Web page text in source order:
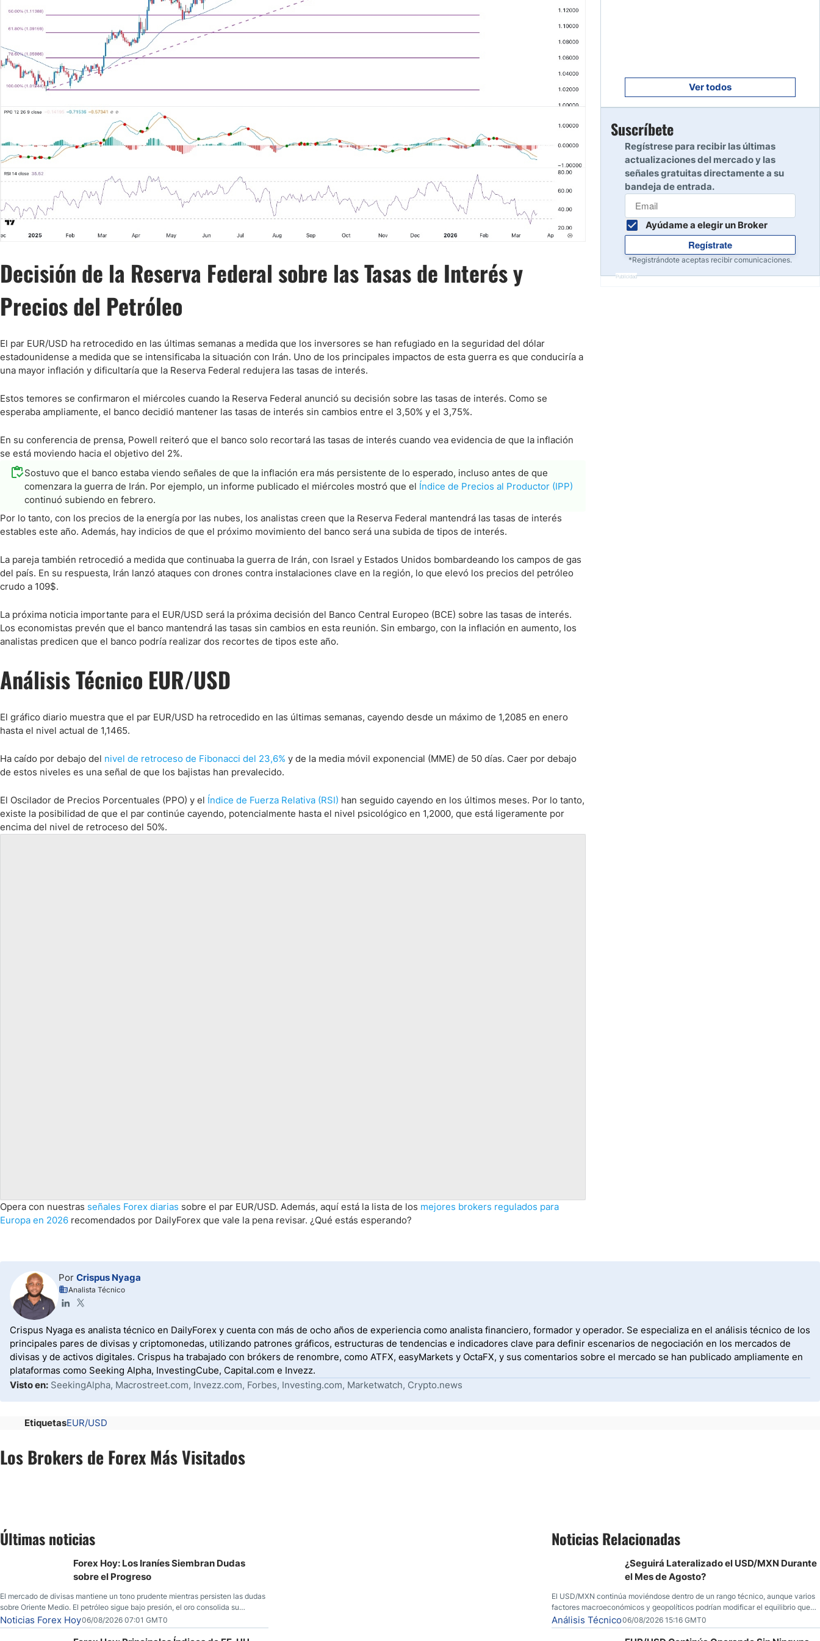
Decisión de la Reserva Federal sobre las Tasas de Interés y
Precios del Petróleo
El par EUR/USD ha retrocedido en las últimas semanas a medida que los inversores se han refugiado en la seguridad del dólar
estadounidense a medida que se intensificaba la situación con Irán. Uno de los principales impactos de esta guerra es que conduciría a
una mayor inflación y dificultaría que la Reserva Federal redujera las tasas de interés.
Estos temores se confirmaron el miércoles cuando la Reserva Federal anunció su decisión sobre las tasas de interés. Como se
esperaba ampliamente, el banco decidió mantener las tasas de interés sin cambios entre el 3,50% y el 3,75%.
En su conferencia de prensa, Powell reiteró que el banco solo recortará las tasas de interés cuando vea evidencia de que la inflación
se está moviendo hacia el objetivo del 2%.
Sostuvo que el banco estaba viendo señales de que la inflación era más persistente de lo esperado, incluso antes de que
comenzara la guerra de Irán. Por ejemplo, un informe publicado el miércoles mostró que el Índice de Precios al Productor (IPP)
continuó subiendo en febrero.
Por lo tanto, con los precios de la energía por las nubes, los analistas creen que la Reserva Federal mantendrá las tasas de interés
estables este año. Además, hay indicios de que el próximo movimiento del banco será una subida de tipos de interés.
La pareja también retrocedió a medida que continuaba la guerra de Irán, con Israel y Estados Unidos bombardeando los campos de gas
del país. En su respuesta, Irán lanzó ataques con drones contra instalaciones clave en la región, lo que elevó los precios del petróleo
crudo a 109$.
La próxima noticia importante para el EUR/USD será la próxima decisión del Banco Central Europeo (BCE) sobre las tasas de interés.
Los economistas prevén que el banco mantendrá las tasas sin cambios en esta reunión. Sin embargo, con la inflación en aumento, los
analistas predicen que el banco podría realizar dos recortes de tipos este año.
Análisis Técnico EUR/USD
El gráfico diario muestra que el par EUR/USD ha retrocedido en las últimas semanas, cayendo desde un máximo de 1,2085 en enero
hasta el nivel actual de 1,1465.
Ha caído por debajo del nivel de retroceso de Fibonacci del 23,6% y de la media móvil exponencial (MME) de 50 días. Caer por debajo
de estos niveles es una señal de que los bajistas han prevalecido.
El Oscilador de Precios Porcentuales (PPO) y el Índice de Fuerza Relativa (RSI) han seguido cayendo en los últimos meses. Por lo tanto,
existe la posibilidad de que el par continúe cayendo, potencialmente hasta el nivel psicológico en 1,2000, que está ligeramente por
encima del nivel de retroceso del 50%.
Opera con nuestras señales Forex diarias sobre el par EUR/USD. Además, aquí está la lista de los mejores brokers regulados para
Europa en 2026 recomendados por DailyForex que vale la pena revisar. ¿Qué estás esperando?
Leer reseña
10
Ver todos
Suscríbete
Regístrese para recibir las últimas
actualizaciones del mercado y las
señales gratuitas directamente a su
bandeja de entrada.
Ayúdame a elegir un Broker
Regístrate
*Registrándote aceptas recibir comunicaciones.
Publicidad
Por Crispus Nyaga
Analista Técnico
Crispus Nyaga es analista técnico en DailyForex y cuenta con más de ocho años de experiencia como analista financiero, formador y operador. Se especializa en el análisis técnico de los
principales pares de divisas y criptomonedas, utilizando patrones gráficos, estructuras de tendencias e indicadores clave para definir escenarios de negociación en los mercados de
divisas y de activos digitales. Crispus ha trabajado con brókers de renombre, como ATFX, easyMarkets y OctaFX, y sus comentarios sobre el mercado se han publicado ampliamente en
plataformas como Seeking Alpha, InvestingCube, Capital.com e Invezz.
Visto en: SeekingAlpha, Macrostreet.com, Invezz.com, Forbes, Investing.com, Marketwatch, Crypto.news
EtiquetasEUR/USD
Los Brokers de Forex Más Visitados
Últimas noticias
Forex Hoy: Los Iraníes Siembran Dudas
sobre el Progreso
El mercado de divisas mantiene un tono prudente mientras persisten las dudas
sobre Oriente Medio. El petróleo sigue bajo presión, el oro consolida su
fortaleza y los operadores esperan nuevas referencias económicas desde
Estados Unidos.
Noticias Forex Hoy06/08/2026 07:01 GMT0
Noticias Relacionadas
¿Seguirá Lateralizado el USD/MXN Durante
el Mes de Agosto?
El USD/MXN continúa moviéndose dentro de un rango técnico, aunque varios
factores macroeconómicos y geopolíticos podrían modificar el equilibrio que
ha dominado al mercado en las últimas semanas.
Análisis Técnico06/08/2026 15:16 GMT0